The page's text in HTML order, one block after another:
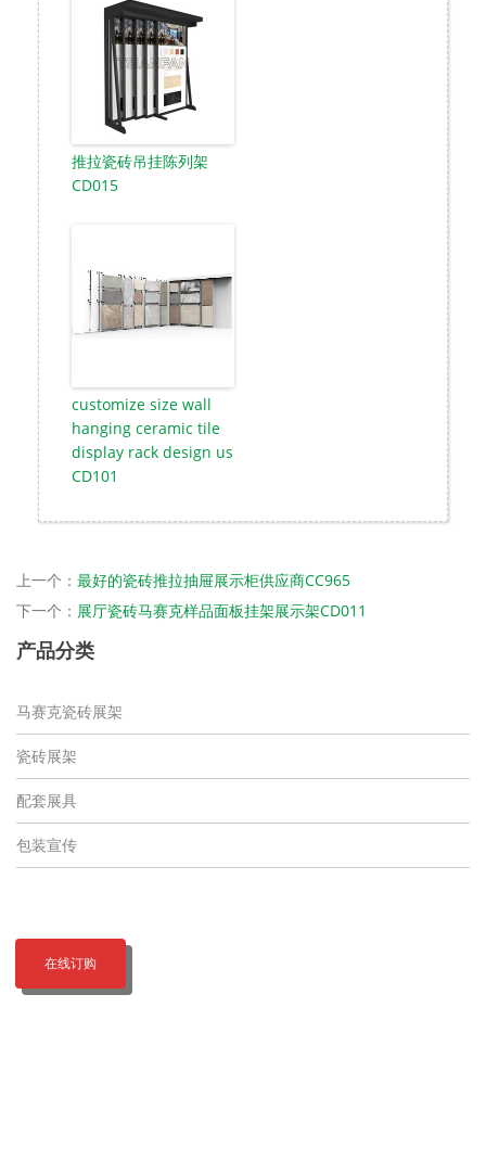
推拉瓷砖吊挂陈列架
CD015
customize size wall
hanging ceramic tile
display rack design us
CD101
上一个： 最好的瓷砖推拉抽屉展示柜供应商CC965
下一个： 展厅瓷砖马赛克样品面板挂架展示架CD011
产品分类
马赛克瓷砖展架
瓷砖展架
配套展具
包装宣传
在线订购